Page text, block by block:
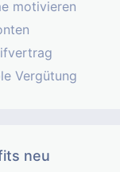
motivieren
Vergütung
neu